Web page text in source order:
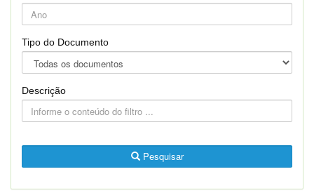
Tipo do Documento
Descrição
Pesquisar